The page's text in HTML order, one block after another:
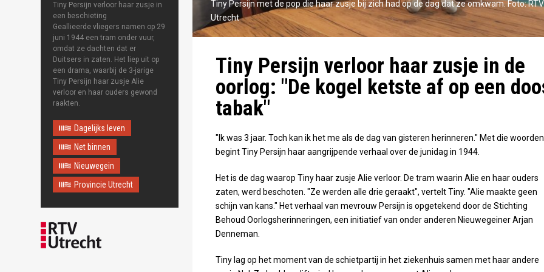
Maps correctly. See the
JavaScript console for
technical details.
Tiny Persijn verloor haar zusje in
een beschieting
Geallieerde vliegers namen op 29
juni 1944 een tram onder vuur,
omdat ze dachten dat er
Duitsers in zaten. Het liep uit op
een drama, waarbij de 3-jarige
Tiny Persijn haar zusje Alie
verloor en haar ouders gewond
raakten.
Dagelijks leven
Net binnen
Nieuwegein
Provincie Utrecht
Tiny Persijn met de pop die haar zusje bij zich had op de dag dat ze omkwam. Foto: RTV
Utrecht
Tiny Persijn verloor haar zusje in de
oorlog: "De kogel ketste af op een
tabak"
"Ik was 3 jaar. Toch kan ik het me als de dag van gisteren herinneren." Met die woorden
begint Tiny Persijn haar aangrijpende verhaal over de junidag in 1944.
Het is de dag waarop Tiny haar zusje Alie verloor. De tram waarin Alie en haar ouders
zaten, werd beschoten. "Ze werden alle drie geraakt", vertelt Tiny. "Alie maakte geen
schijn van kans." Het verhaal van mevrouw Persijn is opgetekend door de Stichting
Behoud Oorlogsherinneringen, een initiatief van onder anderen Nieuwegeiner Arjan
Denneman.
Tiny lag op het moment van de schietpartij in het ziekenhuis samen met haar andere